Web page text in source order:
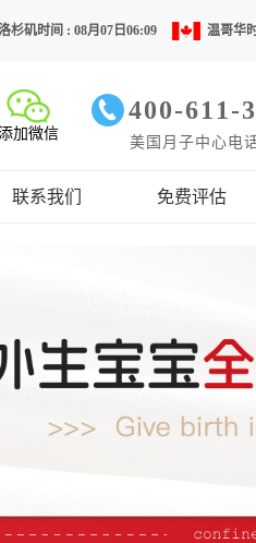
杉矶时间 : 08月07日06:09 温哥华
加微信
400-611-
美国月子中心电
联系我们 免费评估